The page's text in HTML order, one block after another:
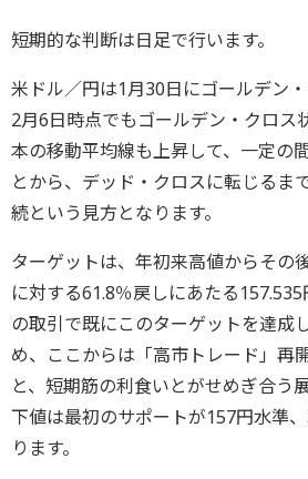
短期的な判断は日足で行います。
米ドル／円は1月30日にゴールデン
2月6日時点でもゴールデン・クロス
本の移動平均線も上昇して、一定の
とから、デッド・クロスに転じるま
続という見方となります。
ターゲットは、年初来高値からその
に対する61.8％戻しにあたる
の取引で既にこのターゲットを達成
め、ここからは「高市トレード」再
と、短期筋の利食いとがせめぎ合う
下値は最初のサポートが157円水準
ります。